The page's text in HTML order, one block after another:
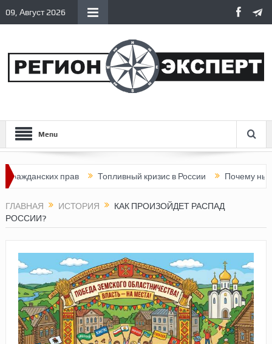
09, Август 2026
Menu
прав Топливный кризис в России Почему нынешняя
ГЛАВНАЯ ИСТОРИЯ
КАК ПРОИЗОЙДЕТ РАСПАД
РОССИИ?